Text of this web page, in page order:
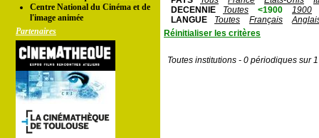
Centre National du Cinéma et de
l'image animée
Partenaires
DECENNIE
Toutes <1900
1900
LANGUE
Toutes Français
Réinitialiser les critères
Toutes institutions - 0 périodiques sur